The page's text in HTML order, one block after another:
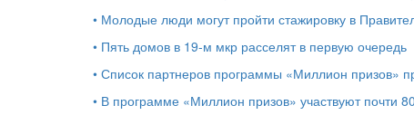
• Молодые люди могут пройти стажировку в
• Пять домов в 19-м мкр расселят в первую очередь
• Список партнеров программы «Миллион призов»
• В программе «Миллион призов» участвуют почти